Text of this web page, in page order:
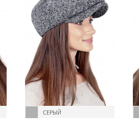
СЕРЫЙ